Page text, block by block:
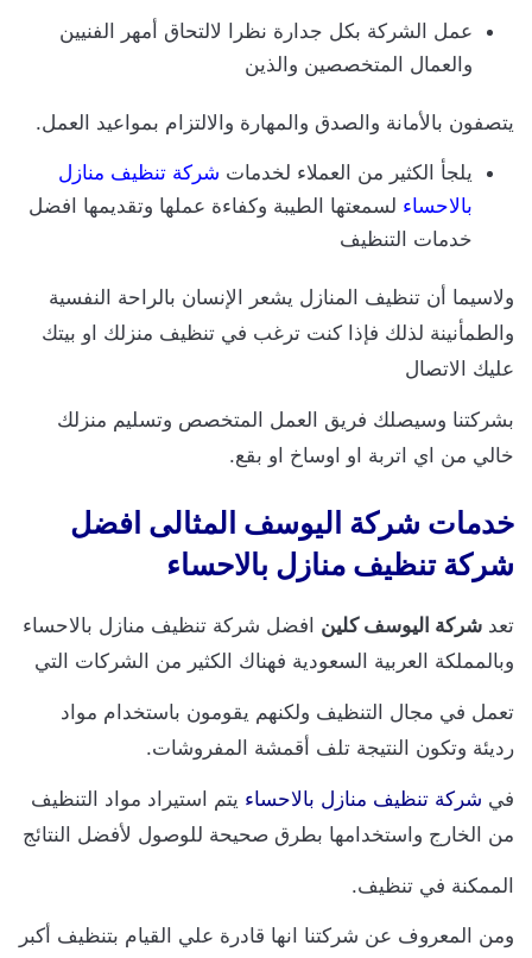
عمل الشركة بكل جدارة نظرا لالتحاق أمهر الفنيين
والعمال المتخصصين والذين
يتصفون بالأمانة والصدق والمهارة والالتزام بمواعيد العمل.
يلجأ الكثير من العملاء لخدمات شركة تنظيف منازل
بالاحساء لسمعتها الطيبة وكفاءة عملها وتقديمها افضل
خدمات التنظيف
ولاسيما أن تنظيف المنازل يشعر الإنسان بالراحة النفسية
والطمأنينة لذلك فإذا كنت ترغب في تنظيف منزلك او بيتك
عليك الاتصال
بشركتنا وسيصلك فريق العمل المتخصص وتسليم منزلك
خالي من اي اتربة او اوساخ او بقع.
خدمات شركة اليوسف المثالى افضل
شركة تنظيف منازل بالاحساء
تعد شركة اليوسفكلين افضل شركة تنظيف منازل بالاحساء
وبالمملكة العربية السعودية فهناك الكثير من الشركات التي
تعمل في مجال التنظيف ولكنهم يقومون باستخدام مواد
رديئة وتكون النتيجة تلف أقمشة المفروشات.
في شركة تنظيف منازل بالاحساء يتم استيراد مواد التنظيف
من الخارج واستخدامها بطرق صحيحة للوصول لأفضل النتائج
الممكنة في تنظيف.
ومن المعروف عن شركتنا انها قادرة علي القيام بتنظيف أكبر